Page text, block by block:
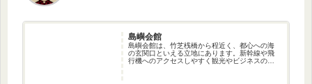
島嶼会館
島嶼会館は、竹芝桟橋から程近く、都心への海
の玄関口といえる立地にあります。新幹線や飛
行機へのアクセスしやすく観光やビジネスの拠